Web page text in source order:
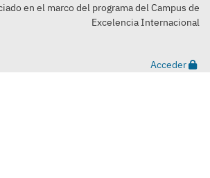
en el marco del programa del Campus de
Excelencia Internacional
Acceder